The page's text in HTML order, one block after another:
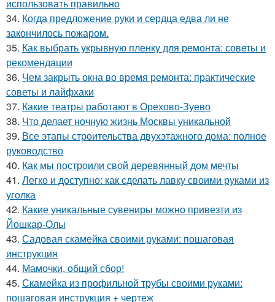
использовать правильно
34. Когда предложение руки и сердца едва ли не
закончилось пожаром.
35. Как выбрать укрывную пленку для ремонта: советы и
рекомендации
36. Чем закрыть окна во время ремонта: практические
советы и лайфхаки
37. Какие театры работают в Орехово-Зуево
38. Что делает ночную жизнь Москвы уникальной
39. Все этапы строительства двухэтажного дома: полное
руководство
40. Как мы построили свой деревянный дом мечты
41. Легко и доступно: как сделать лавку своими руками из
уголка
42. Какие уникальные сувениры можно привезти из
Йошкар-Олы
43. Садовая скамейка своими руками: пошаговая
инструкция
44. Мамочки, общий сбор!
45. Скамейка из профильной трубы своими руками:
пошаговая инструкция + чертеж